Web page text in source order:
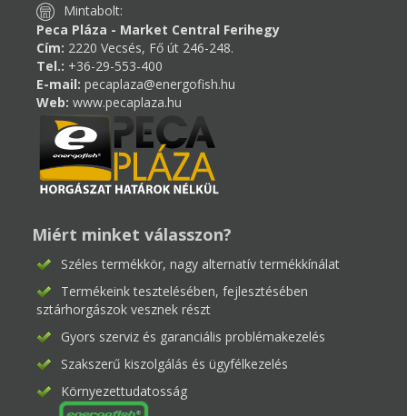
Mintabolt:
Peca Pláza - Market Central Ferihegy
Cím: 2220 Vecsés, Fő út 246-248.
Tel.: +36-29-553-400
E-mail: pecaplaza@energofish.hu
Web: www.pecaplaza.hu
Miért minket válasszon?
Széles termékkör, nagy alternatív termékkínálat
Termékeink tesztelésében, fejlesztésében
sztárhorgászok vesznek részt
Gyors szerviz és garanciális problémakezelés
Szakszerű kiszolgálás és ügyfélkezelés
Környezettudatosság